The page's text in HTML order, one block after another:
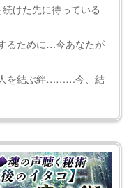
けた先に待っている
るために…今あなたが
を結ぶ絆………今、結